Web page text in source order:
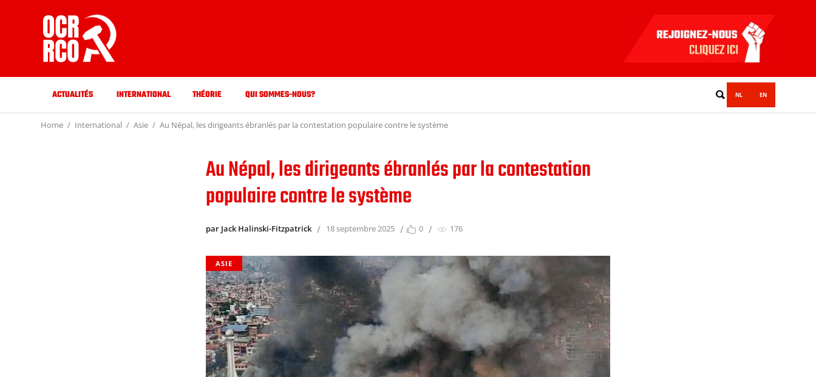
ACTUALITÉS INTERNATIONAL THÉORIE QUI SOMMES-NOUS? NL EN
Home International Asie Au Népal, les dirigeants ébranlés par la contestation populaire contre le système
Au Népal, les dirigeants ébranlés par la contestation
populaire contre le système
par Jack Halinski-Fitzpatrick 18 septembre 2025 0 176
ASIE